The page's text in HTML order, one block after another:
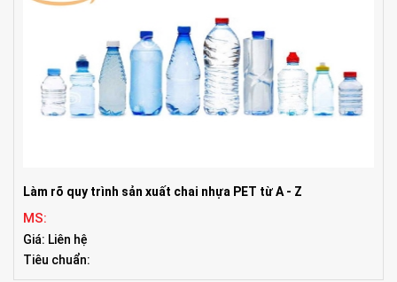
Làm rõ quy trình sản xuất chai nhựa PET từ A - Z
MS:
Giá: Liên hệ
Tiêu chuẩn: